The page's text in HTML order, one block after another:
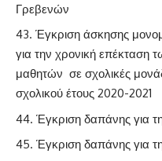
Γρεβενών
Έγκριση άσκησης
για την χρονική
μαθητών σε σχολικές
σχολικού έτους 2020-2021
Έγκριση δαπάνης για
Έγκριση δαπάνης για